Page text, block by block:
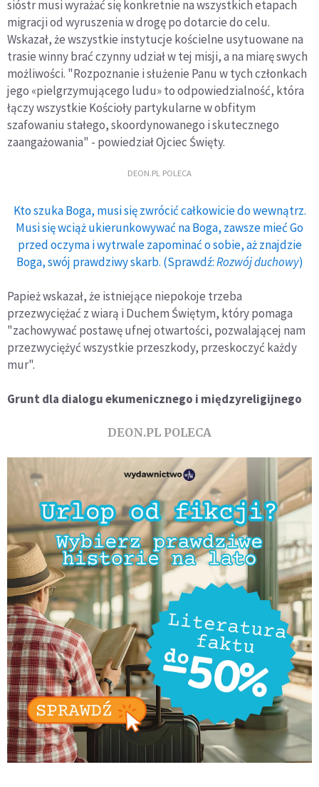
sióstr musi wyrażać się konkretnie na wszystkich etapach
migracji od wyruszenia w drogę po dotarcie do celu.
Wskazał, że wszystkie instytucje kościelne usytuowane na
trasie winny brać czynny udział w tej misji, a na miarę swych
możliwości. "Rozpoznanie i służenie Panu w tych członkach
jego «pielgrzymującego ludu» to odpowiedzialność, która
łączy wszystkie Kościoły partykularne w obfitym
szafowaniu stałego, skoordynowanego i skutecznego
zaangażowania" - powiedział Ojciec Święty.
DEON.PL POLECA
Kto szuka Boga, musi się zwrócić całkowicie do wewnątrz.
Musi się wciąż ukierunkowywać na Boga, zawsze mieć Go
przed oczyma i wytrwale zapominać o sobie, aż znajdzie
Boga, swój prawdziwy skarb. (Sprawdź:Rozwój duchowy)
Papież wskazał, że istniejące niepokoje trzeba
przezwyciężać z wiarą i Duchem Świętym, który pomaga
"zachowywać postawę ufnej otwartości, pozwalającej nam
przezwyciężyć wszystkie przeszkody, przeskoczyć każdy
mur".
Grunt dla dialogu ekumenicznego i międzyreligijnego
DEON.PL POLECA